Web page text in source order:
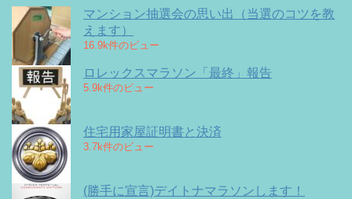
マンション抽選会の思い出（当選のコツを教
えます）
16.9k件のビュー
ロレックスマラソン「最終」報告
5.9k件のビュー
住宅用家屋証明書と決済
3.7k件のビュー
(勝手に宣言)デイトナマラソンします！